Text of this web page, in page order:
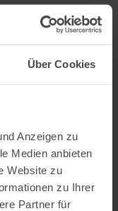
Über Cookies
Anzeigen zu
Medien anbieten
Website zu
zu Ihrer
Partner für
Komfort